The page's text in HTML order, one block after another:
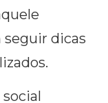
dicas